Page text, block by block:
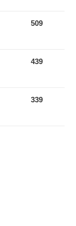
509
439
339